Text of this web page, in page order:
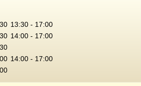
13:30 - 17:00
14:00 - 17:00
14:00 - 17:00